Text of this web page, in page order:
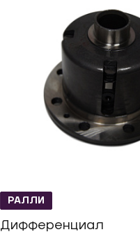
РАЛЛИ
Дифференциал